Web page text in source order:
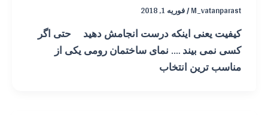
M_vatanparast
/فوریه 1, 2018
کیفیت یعنی اینکه درست انجامش دهید حتی اگر
کسی نمی بیند …. نمای ساختمان رومی یکی از
مناسب ترین انتخاب